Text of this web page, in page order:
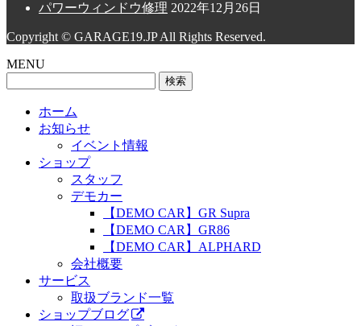
パワーウィンドウ修理 2022年12月26日
Copyright © GARAGE19.JP All Rights Reserved.
MENU
ホーム
お知らせ
イベント情報
ショップ
スタッフ
デモカー
【DEMO CAR】GR Supra
【DEMO CAR】GR86
【DEMO CAR】ALPHARD
会社概要
サービス
取扱ブランド一覧
ショップブログ